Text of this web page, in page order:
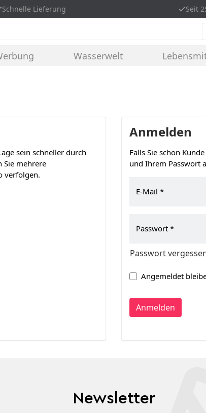
Schnelle Lieferung Seit
Wasserwelt
sein schneller durch
Sie mehrere
verfolgen.
Anmelden
Falls Sie schon
und Ihrem Passwort
E-Mail
Passwort
Passwort
Angemeldet
Anmelden
Newsletter